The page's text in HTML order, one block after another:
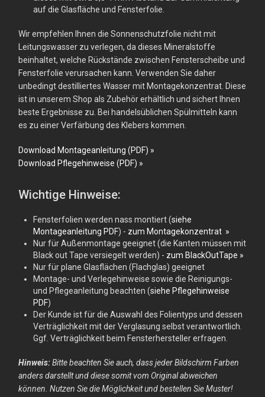
auf die Glasfläche und Fensterfolie.
Wir empfehlen Ihnen die Sonnenschutzfolie nicht mit
Leitungswasser zu verlegen, da dieses Mineralstoffe
beinhaltet, welche Rückstände zwischen Fensterscheibe und
Fensterfolie verursachen kann. Verwenden Sie daher
unbedingt destilliertes Wasser mit Montagekonzentrat. Diese
ist in unserem Shop als Zubehör erhältlich und sichert Ihnen
beste Ergebnisse zu. Bei handelsüblichen Spülmitteln kann
es zu einer Verfärbung des Klebers kommen.
Download Montageanleitung (PDF) »
Download Pflegehinweise (PDF) »
Wichtige Hinweise:
Fensterfolien werden nass montiert (siehe
Montageanleitung PDF) - zum Montagekonzentrat »
Nur für Außenmontage geeignet (die Kanten müssen mit
Black out Tape versiegelt werden) - zum BlackOutTape »
Nur für plane Glasflächen (Flachglas) geeignet
Montage- und Verlegehinweise sowie die Reinigungs-
und Pflegeanleitung beachten (siehe Pflegehinweise
PDF)
Der Kunde ist für die Auswahl des Folientyps und dessen
Verträglichkeit mit der Verglasung selbst verantwortlich.
Ggf. Verträglichkeit beim Fensterhersteller erfragen.
Hinweis:Bitte beachten Sie auch, dass jeder Bildschirm Farben
anders darstellt und diese somit vom Original abweichen
können. Nutzen Sie die Möglichkeit und bestellen Sie Muster!